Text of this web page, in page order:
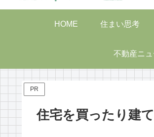
HOME 住まい思考
不動産ニュ
PR
住宅を買ったり建